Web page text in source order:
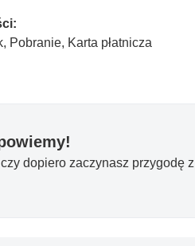
Pobranie, Karta płatnicza
dopiero zaczynasz przygodę z